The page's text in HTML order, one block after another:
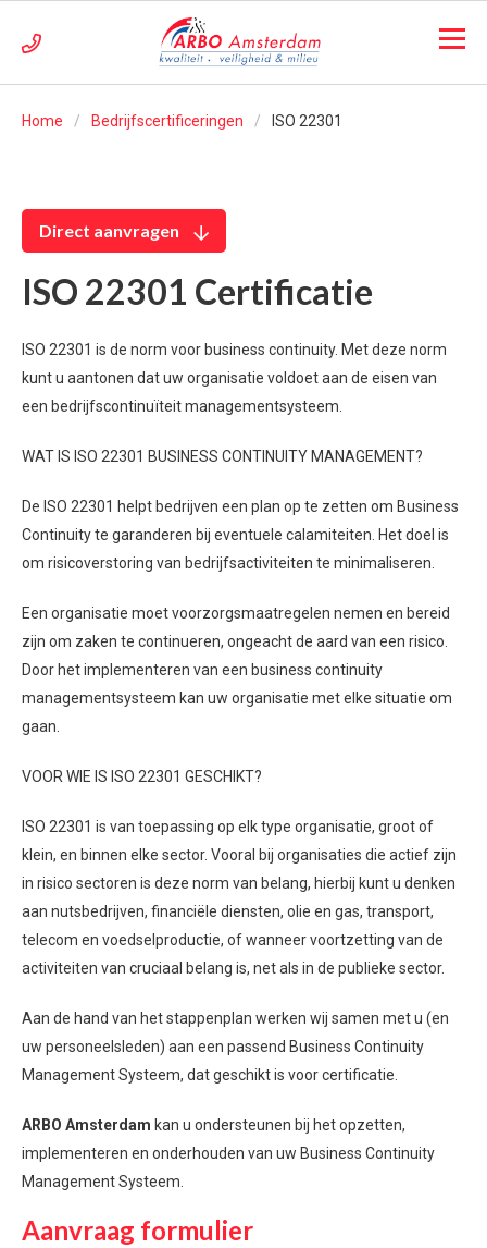
Home Bedrijfscertificeringen ISO 22301
Direct aanvragen
ISO 22301 Certificatie
ISO 22301 is de norm voor business continuity. Met deze norm
kunt u aantonen dat uw organisatie voldoet aan de eisen van
een bedrijfscontinuïteit managementsysteem.
WAT IS ISO 22301 BUSINESS CONTINUITY MANAGEMENT?
De ISO 22301 helpt bedrijven een plan op te zetten om Business
Continuity te garanderen bij eventuele calamiteiten. Het doel is
om risicoverstoring van bedrijfsactiviteiten te minimaliseren.
Een organisatie moet voorzorgsmaatregelen nemen en bereid
zijn om zaken te continueren, ongeacht de aard van een risico.
Door het implementeren van een business continuity
managementsysteem kan uw organisatie met elke situatie om
gaan.
VOOR WIE IS ISO 22301 GESCHIKT?
ISO 22301 is van toepassing op elk type organisatie, groot of
klein, en binnen elke sector. Vooral bij organisaties die actief zijn
in risico sectoren is deze norm van belang, hierbij kunt u denken
aan nutsbedrijven, financiële diensten, olie en gas, transport,
telecom en voedselproductie, of wanneer voortzetting van de
activiteiten van cruciaal belang is, net als in de publieke sector.
Aan de hand van het stappenplan werken wij samen met u (en
uw personeelsleden) aan een passend Business Continuity
Management Systeem, dat geschikt is voor certificatie.
ARBO Amsterdam kan u ondersteunen bij het opzetten,
implementeren en onderhouden van uw Business Continuity
Management Systeem.
Aanvraag formulier